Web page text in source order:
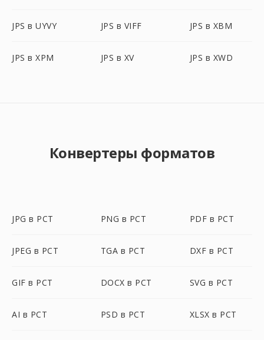
JPS в UYVY JPS в VIFF JPS в XBM
JPS в XPM JPS в XV JPS в XWD
Конвертеры форматов
JPG в PCT PNG в PCT PDF в PCT
JPEG в PCT TGA в PCT DXF в PCT
GIF в PCT DOCX в PCT SVG в PCT
AI в PCT PSD в PCT XLSX в PCT